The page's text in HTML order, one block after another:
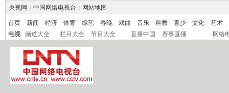
央视网 中国网络电视台 网站地图
首页 新闻 经济 体育 综艺 春晚 戏曲 音乐 科教 青少 文化
艺术
电视
频道大全 栏目大全 节目大全 直播中国 赛事直播 网络